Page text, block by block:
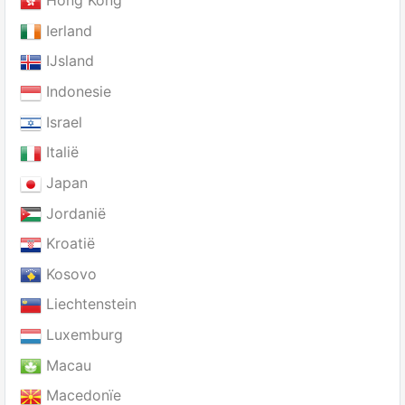
Ierland
IJsland
Indonesie
Israel
Italië
Japan
Jordanië
Kroatië
Kosovo
Liechtenstein
Luxemburg
Macau
Macedonïe